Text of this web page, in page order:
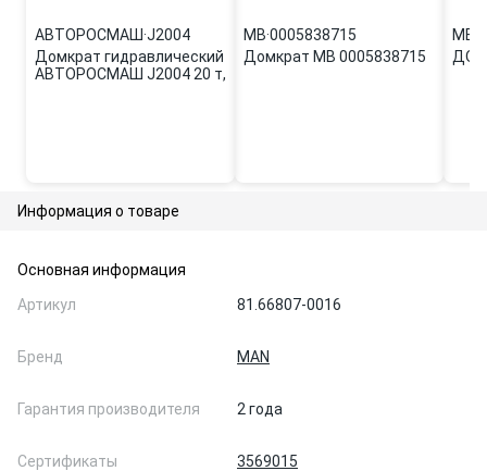
АВТОРОСМАШ·J2004
Домкрат гидравлический
АВТОРОСМАШ J2004 20 т,
MB·0005838715
Домкрат MB 0005838715
MB
Информация о товаре
Основная информация
Артикул
81.66807-0016
Бренд MAN
Гарантия производителя 2 года
Сертификаты 3569015